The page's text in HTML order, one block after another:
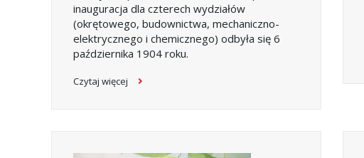
inauguracja dla czterech wydziałów
(okrętowego, budownictwa, mechaniczno-
elektrycznego i chemicznego) odbyła się 6
października 1904 roku.
Czytaj więcej